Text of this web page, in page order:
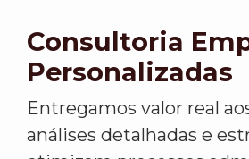
Consultoria
Personalizadas
Entregamos valor real
análises detalhadas e